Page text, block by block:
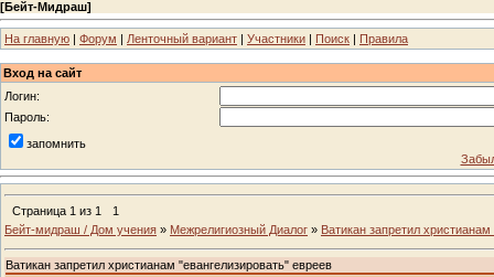
[Бейт-Мидраш]
На главную | Форум | Ленточный вариант | Участники | Поиск | Правила
Вход на сайт
Логин:
Пароль:
запомнить
Страница 1 из 1
1
Бейт-мидраш / Дом учения » Межрелигиозный Диалог » Ватикан запретил
Ватикан запретил христианам "евангелизировать" евреев